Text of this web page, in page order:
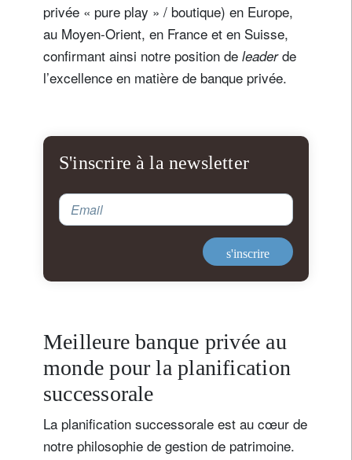
privée « pure play » / boutique) en Europe,
au Moyen-Orient, en France et en Suisse,
confirmant ainsi notre position de leaderde
l’excellence en matière de banque privée.
S'inscrire à la newsletter
Email
s'inscrire
Meilleure banque privée au
monde pour la planification
successorale
La planification successorale est au cœur de
notre philosophie de gestion de patrimoine.